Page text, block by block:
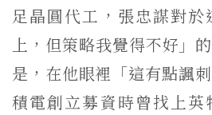
足晶圓代工，張忠謀對
上，但策略我覺得不好」
是，在他眼裡「這有點諷
積電創立募資時曾找上英